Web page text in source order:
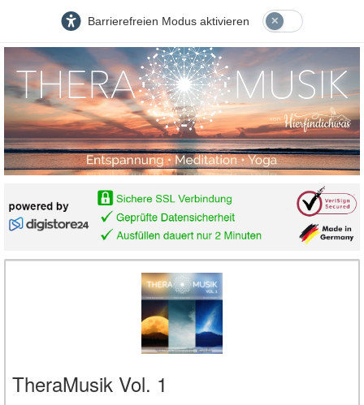
Barrierefreien Modus aktivieren
TheraMusik Vol. 1